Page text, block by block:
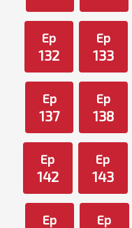
Ep
132
Ep
133
Ep
137
Ep
138
Ep
142
Ep
143
Ep Ep